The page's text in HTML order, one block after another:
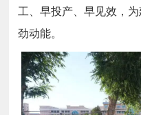
工、早投产、早见效，
劲动能。